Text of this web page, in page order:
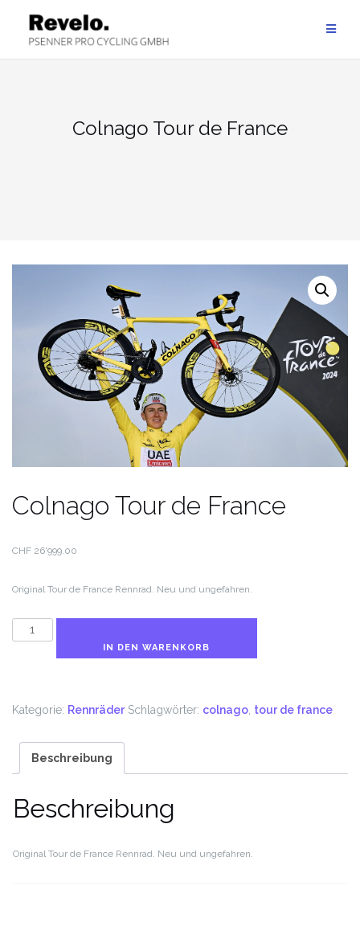
Inhalt
springen
Colnago Tour de France
Colnago Tour de France
CHF 26'999.00
Original Tour de France Rennrad. Neu und ungefahren.
Colnago
Menge
IN DEN WARENKORB
Kategorie: Rennräder Schlagwörter: colnago tour de france
Beschreibung
Beschreibung
Original Tour de France Rennrad. Neu und ungefahren.